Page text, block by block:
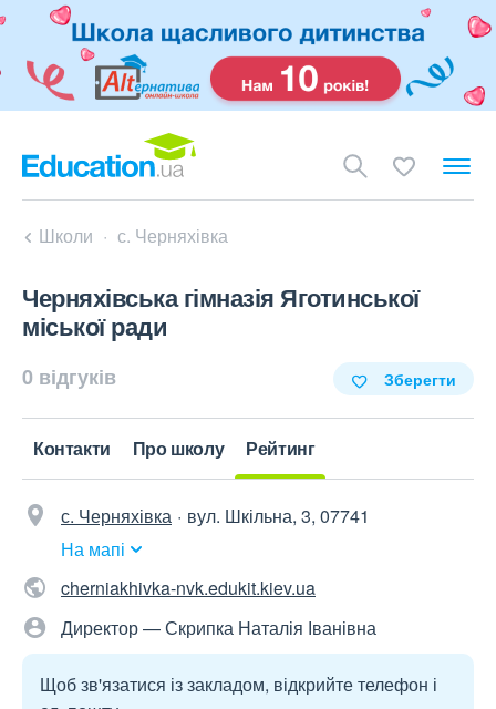
Школи с. Черняхівка
Черняхівська гімназія Яготинської
міської ради
0 відгуків Зберегти
Контакти Про школу Рейтинг
с. Черняхівка
вул. Шкільна, 3, 07741
На мапі
cherniakhivka-nvk.edukit.kiev.ua
Директор — Скрипка Наталія Іванівна
Щоб зв'язатися із закладом, відкрийте телефон і